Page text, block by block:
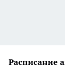
Расписание